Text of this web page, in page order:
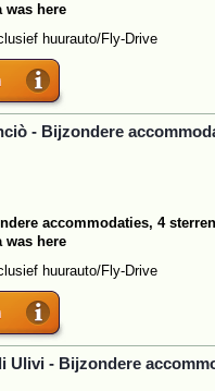
was here
huurauto/Fly-Drive
- Bijzondere
accommodaties, 4 sterren
was here
huurauto/Fly-Drive
Ulivi - Bijzondere